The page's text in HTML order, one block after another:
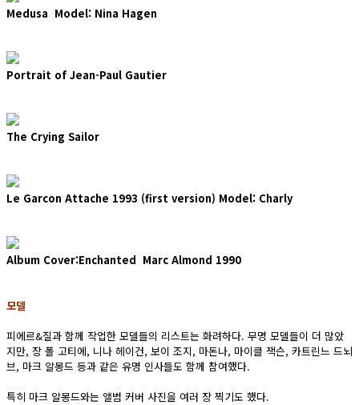
Medusa Model: Nina Hagen
Portrait of Jean-Paul Gautier
The Crying Sailor
Le Garcon Attache 1993 (first version) Model: Charly
Album Cover:Enchanted Marc Almond 1990
모델
피에르&질과 함께 작업한 모델들의 리스트는 화려하다. 무명 모델들이 더 많았
지만, 장 폴 고티에, 니나 헤이건, 보이 조지, 마돈나, 마이클 잭슨, 카트린느 드뇌
브, 마크 알몽드 등과 같은 유명 인사들도 함께 참여했다.
특히 마크 알몽드와는 앨범 커버 사진을 여러 장 찍기도 했다.